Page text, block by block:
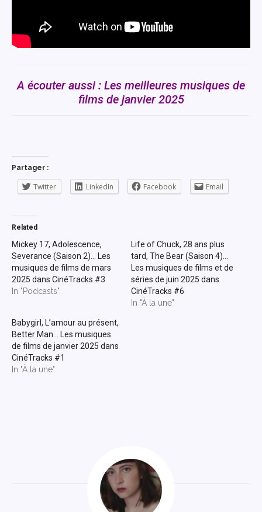
A écouter aussi : Les meilleures musiques de
films de janvier 2025
Partager :
Twitter LinkedIn Facebook Email
Related
Mickey 17, Adolescence,
Severance (Saison 2)… Les
musiques de films de mars
2025 dans CinéTracks #3
In "Podcasts"
Life of Chuck, 28 ans plus
tard, The Bear (Saison 4)…
Les musiques de films et de
séries de juin 2025 dans
CinéTracks #6
In "À la une"
Babygirl, L’amour au présent,
Better Man… Les musiques
de films de janvier 2025 dans
CinéTracks #1
In "À la une"